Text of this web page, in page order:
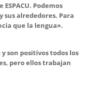
Podemos
sus alrededores. Para
que la lengua».
son positivos todos los
pero ellos trabajan